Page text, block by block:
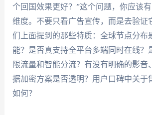
个回国效果更好？”这个问题，你应该
维度。不要只看广告宣传，而是去验证
们上面提到的那些特质：全球节点分布
能？是否真支持全平台多端同时在线？
限流量和智能分流？有没有明确的影音
据加密方案是否透明？用户口碑中关于
如何？